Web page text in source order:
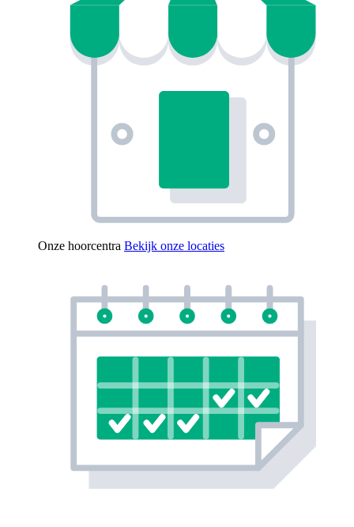
Onze hoorcentra Bekijk onze locaties